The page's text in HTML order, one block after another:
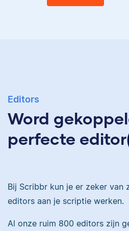
Editors
Word
perfecte
Bij Scribbr kun je er zeker van
editors aan je scriptie werken.
Al onze ruim 800 editors zijn
werkt als senior editor
bij Scribbr waar ze al
meer dan 2,5 miljoen
woorden heeft
Erica